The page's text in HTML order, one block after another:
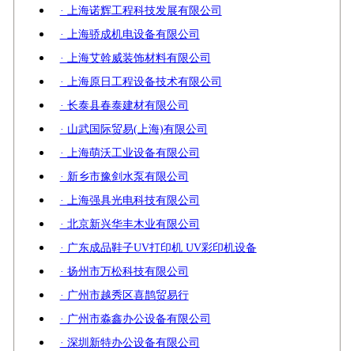
· 上海诺辉工程科技发展有限公司
· 上海骄成机电设备有限公司
· 上海艾斡威装饰材料有限公司
· 上海原日工程设备技术有限公司
· 长泰县春泰建材有限公司
· 山武国际贸易(上海)有限公司
· 上海萌沃工业设备有限公司
· 新乡市豫剑水泵有限公司
· 上海强具光电科技有限公司
· 北京新兴华丰木业有限公司
· 广东成品鞋子UV打印机 UV彩印机设备
· 扬州市万松科技有限公司
· 广州市越秀区喜鹊贸易行
· 广州市淼鑫办公设备有限公司
· 深圳新特办公设备有限公司